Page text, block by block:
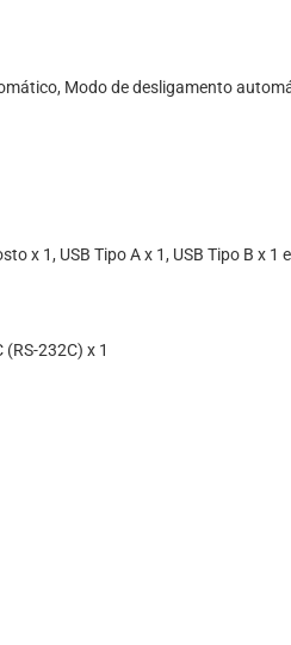
Modo de desligamento
x 1, USB Tipo A x 1, USB Tipo B x 1
232C) x 1